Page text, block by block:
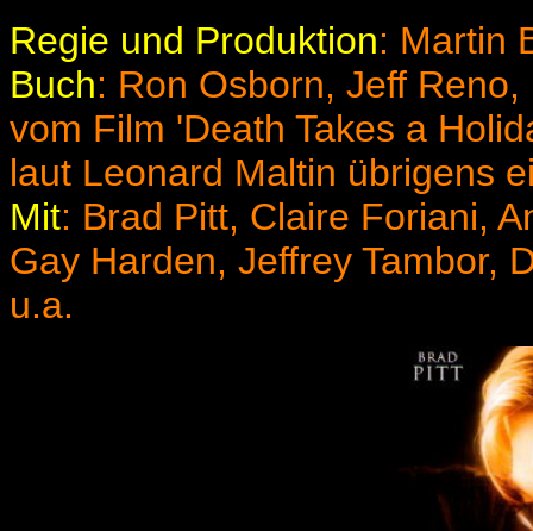
Regie und Produktion: Martin
Buch: Ron Osborn, Jeff
vom Film 'Death Takes a
laut Leonard Maltin übrigens
Mit: Brad Pitt, Claire Foriani,
Gay Harden, Jeffrey Tambor,
u.a.